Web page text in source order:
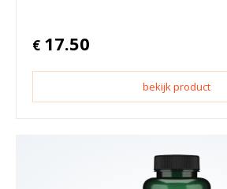
€ 17.50
bekijk product